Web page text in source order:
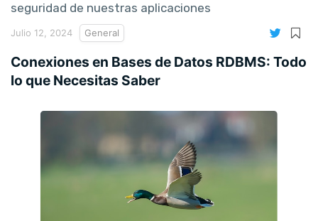
seguridad de nuestras aplicaciones
Julio 12, 2024 General
Conexiones en Bases de Datos RDBMS: Todo
lo que Necesitas Saber